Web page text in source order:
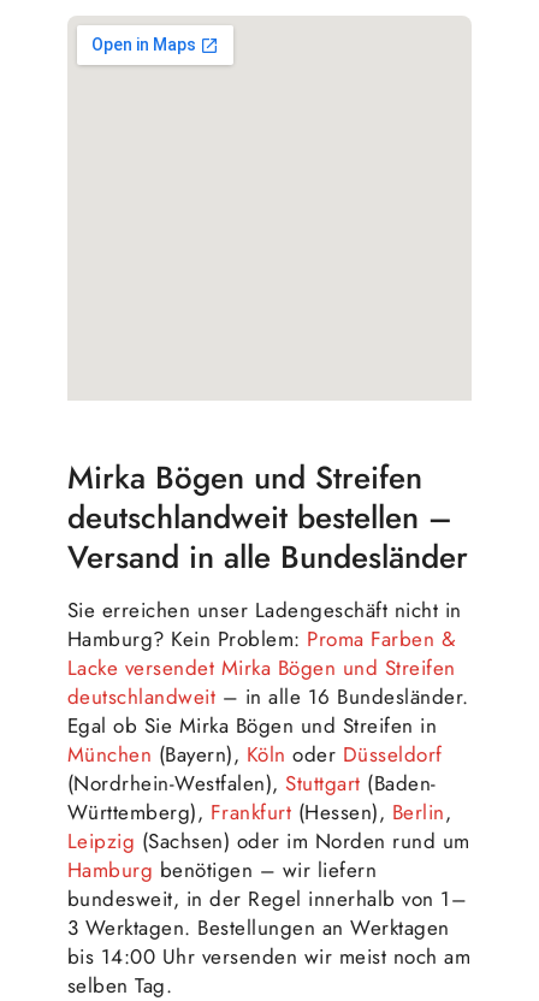
Mirka Bögen und Streifen
deutschlandweit bestellen –
Versand in alle Bundesländer
Sie erreichen unser Ladengeschäft nicht in
Hamburg? Kein Problem: Proma Farben &
Lacke versendet Mirka Bögen und Streifen
deutschlandweit – in alle 16 Bundesländer.
Egal ob Sie Mirka Bögen und Streifen in
München (Bayern), Köln oder Düsseldorf
(Nordrhein-Westfalen),Stuttgart (Baden-
Württemberg), Frankfurt (Hessen), Berlin,
Leipzig (Sachsen) oder im Norden rund um
Hamburg benötigen – wir liefern
bundesweit, in der Regel innerhalb von 1–
3 Werktagen. Bestellungen an Werktagen
bis 14:00 Uhr versenden wir meist noch am
selben Tag.